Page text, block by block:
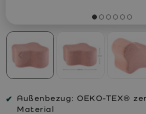
Außenbezug: OEKO-TEX®
Material